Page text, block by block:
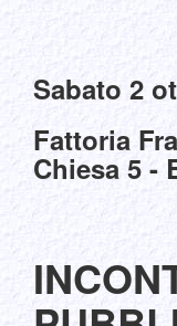
Sabato 2
Fattoria
Chiesa 5 -